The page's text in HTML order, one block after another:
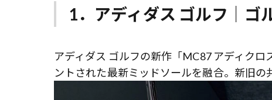
1．アディダス ゴルフ｜ゴ
アディダス ゴルフの新作「MC87 アディク
ントされた最新ミッドソールを融合。新旧の